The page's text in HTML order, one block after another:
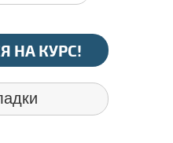
НА КУРС!